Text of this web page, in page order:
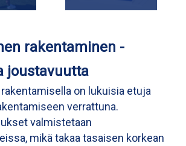
rakentaminen -
joustavuutta
on lukuisia etuja
verrattuna.
valmistetaan
mikä takaa tasaisen korkean